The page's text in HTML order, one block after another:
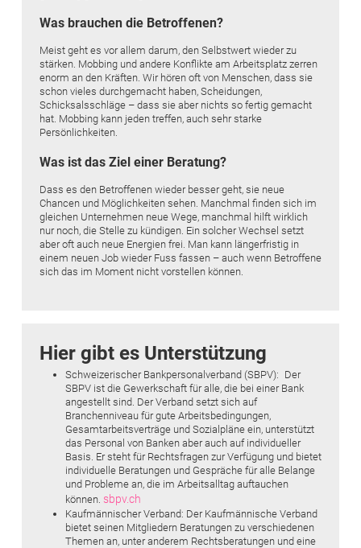
Was brauchen die Betroffenen?
Meist geht es vor allem darum, den Selbstwert wieder zu
stärken. Mobbing und andere Konflikte am Arbeitsplatz zerren
enorm an den Kräften. Wir hören oft von Menschen, dass sie
schon vieles durchgemacht haben, Scheidungen,
Schicksalsschläge – dass sie aber nichts so fertig gemacht
hat. Mobbing kann jeden treffen, auch sehr starke
Persönlichkeiten.
Was ist das Ziel einer Beratung?
Dass es den Betroffenen wieder besser geht, sie neue
Chancen und Möglichkeiten sehen. Manchmal finden sich im
gleichen Unternehmen neue Wege, manchmal hilft wirklich
nur noch, die Stelle zu kündigen. Ein solcher Wechsel setzt
aber oft auch neue Ener­gien frei. Man kann längerfristig in
einem neuen Job wieder Fuss fassen – auch wenn Betroffene
sich das im Moment nicht vorstellen können.
Hier gibt es Unterstützung
Schweizerischer Bankpersonalverband (SBPV): Der
SBPV ist die Gewerkschaft für alle, die bei einer Bank
angestellt sind. Der Verband setzt sich auf
Branchenniveau für gute Arbeits­bedingungen,
Gesamtarbeitsverträge und Sozialpläne ein, ­unterstützt
das Personal von Banken aber auch auf individueller
Basis. Er steht für Rechtsfragen zur Verfügung und bietet
individuelle Beratungen und Gespräche für alle Belange
und Probleme an, die im Arbeitsalltag auftauchen
können. sbpv.ch
Kaufmännischer Verband: Der Kaufmännische Verband
bietet seinen Mitgliedern Beratungen zu verschiedenen
Themen an, unter anderem Rechtsberatungen und eine